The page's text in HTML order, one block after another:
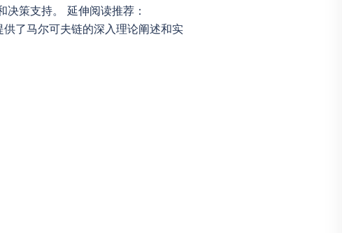
策支持。 延伸阅读推荐：
了马尔可夫链的深入理论阐述和实